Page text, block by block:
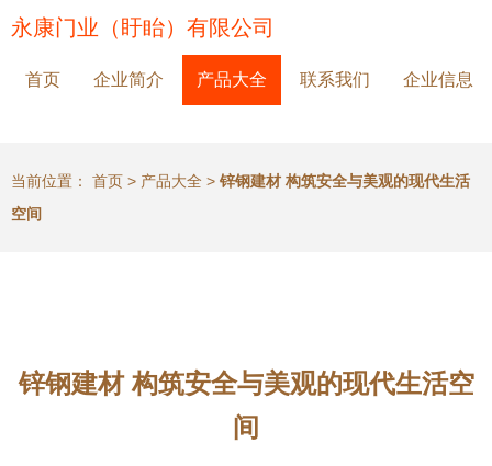
永康门业（盱眙）有限公司
首页 企业简介 产品大全 联系我们 企业信息
当前位置： 首页 > 产品大全 > 锌钢建材 构筑安全与美观的现代生活
空间
锌钢建材 构筑安全与美观的现代生活空
间